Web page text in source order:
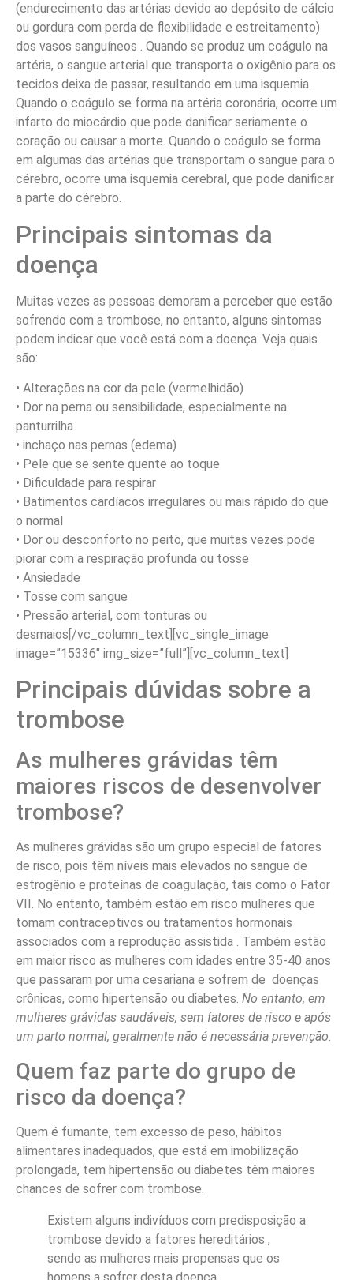
(endurecimento das artérias devido ao depósito de cálcio
ou gordura com perda de flexibilidade e estreitamento)
dos vasos sanguíneos . Quando se produz um coágulo na
artéria, o sangue arterial que transporta o oxigênio para os
tecidos deixa de passar, resultando em uma isquemia.
Quando o coágulo se forma na artéria coronária, ocorre um
infarto do miocárdio que pode danificar seriamente o
coração ou causar a morte. Quando o coágulo se forma
em algumas das artérias que transportam o sangue para o
cérebro, ocorre uma isquemia cerebral, que pode danificar
a parte do cérebro.
Principais sintomas da
doença
Muitas vezes as pessoas demoram a perceber que estão
sofrendo com a trombose, no entanto, alguns sintomas
podem indicar que você está com a doença. Veja quais
são:
• Alterações na cor da pele (vermelhidão)
• Dor na perna ou sensibilidade, especialmente na
panturrilha
• inchaço nas pernas (edema)
• Pele que se sente quente ao toque
• Dificuldade para respirar
• Batimentos cardíacos irregulares ou mais rápido do que
o normal
• Dor ou desconforto no peito, que muitas vezes pode
piorar com a respiração profunda ou tosse
• Ansiedade
• Tosse com sangue
• Pressão arterial, com tonturas ou
desmaios[/vc_column_text][vc_single_image
image=”15336″ img_size=”full”][vc_column_text]
Principais dúvidas sobre a
trombose
As mulheres grávidas têm
maiores riscos de desenvolver
trombose?
As mulheres grávidas são um grupo especial de fatores
de risco, pois têm níveis mais elevados no sangue de
estrogênio e proteínas de coagulação, tais como o Fator
VII. No entanto, também estão em risco mulheres que
tomam contraceptivos ou tratamentos hormonais
associados com a reprodução assistida . Também estão
em maior risco as mulheres com idades entre 35-40 anos
que passaram por uma cesariana e sofrem de doenças
crônicas, como hipertensão ou diabetes. No entanto, em
mulheres grávidas saudáveis, sem fatores de risco e após
um parto normal, geralmente não é necessária prevenção.
Quem faz parte do grupo de
risco da doença?
Quem é fumante, tem excesso de peso, hábitos
alimentares inadequados, que está em imobilização
prolongada, tem hipertensão ou diabetes têm maiores
chances de sofrer com trombose.
Existem alguns indivíduos com predisposição a
trombose devido a fatores hereditários ,
sendo as mulheres mais propensas que os